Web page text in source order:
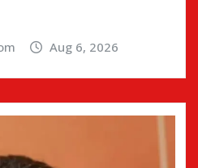
Aug 6, 2026